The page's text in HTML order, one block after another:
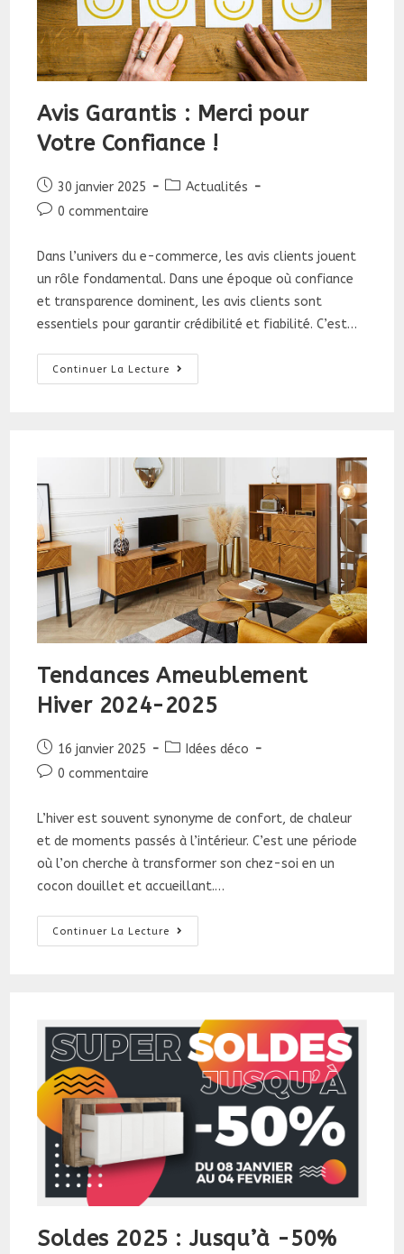
Avis Garantis : Merci pour
Votre Confiance !
Publication
publiée :
30 janvier 2025
PostActualités
Commentaires
la
0 commentaire
Dans l’univers du e-commerce, les avis clients jouent
un rôle fondamental. Dans une époque où confiance
et transparence dominent, les avis clients sont
essentiels pour garantir crédibilité et fiabilité. C’est…
Continuer La Lecture
Avis
Garantis
!
Tendances Ameublement
Hiver 2024-2025
Publication
publiée :
16 janvier 2025
PostIdées déco
Commentaires
la
0 commentaire
L’hiver est souvent synonyme de confort, de chaleur
et de moments passés à l’intérieur. C’est une période
où l’on cherche à transformer son chez-soi en un
cocon douillet et accueillant.…
Continuer La Lecture
Tendances
Ameublement
Soldes 2025 : Jusqu’à -50%